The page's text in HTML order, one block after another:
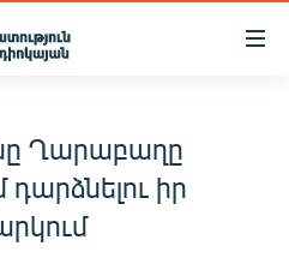
Ղարաբաղը
իր